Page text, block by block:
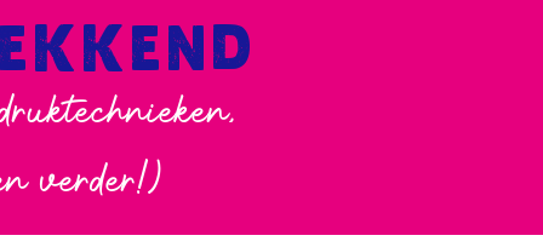
verder!)